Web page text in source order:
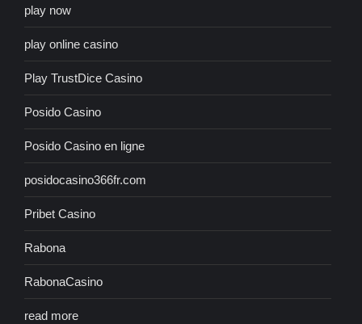
play now
play online casino
Play TrustDice Casino
Posido Casino
Posido Casino en ligne
posidocasino366fr.com
Pribet Casino
Rabona
RabonaCasino
read more